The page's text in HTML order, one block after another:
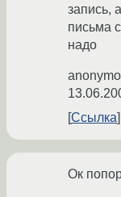
запись,
письма
надо
Ссылка
Ок